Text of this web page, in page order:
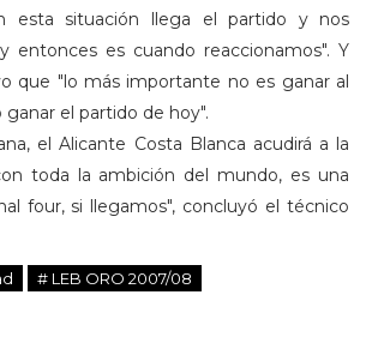
esta situación llega el partido y nos
entonces es cuando reaccionamos". Y
que "lo más importante no es ganar al
ganar el partido de hoy".
el Alicante Costa Blanca acudirá a la
toda la ambición del mundo, es una
four, si llegamos", concluyó el técnico
# LEB ORO 2007/08